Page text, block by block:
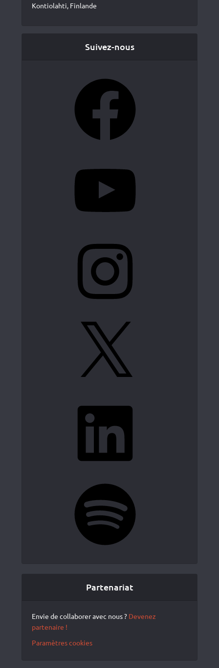
Kontiolahti, Finlande
Suivez-nous
Partenariat
Envie de collaborer avec nous ? Devenez
partenaire !
Paramètres cookies